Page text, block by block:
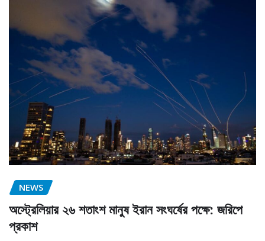
NEWS
অস্ট্রেলিয়ার ২৬ শতাংশ মানুষ ইরান সংঘর্ষের পক্ষে: জরিপে
প্রকাশ